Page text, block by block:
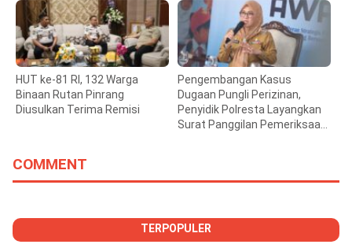
HUT ke-81 RI, 132 Warga
Binaan Rutan Pinrang
Diusulkan Terima Remisi
Pengembangan Kasus
Dugaan Pungli Perizinan,
Penyidik Polresta Layangkan
Surat Panggilan Pemeriksaan
COMMENT
TERPOPULER